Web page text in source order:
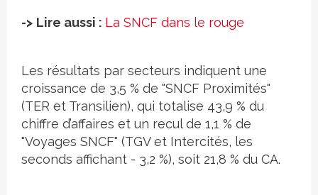
-> Lire aussi : La SNCF dans le rouge
Les résultats par secteurs indiquent une
croissance de 3,5 % de "SNCF Proximités"
(TER et Transilien), qui totalise 43,9 % du
chiffre d’affaires et un recul de 1,1 % de
"Voyages SNCF" (TGV et Intercités, les
seconds affichant - 3,2 %), soit 21,8 % du CA.